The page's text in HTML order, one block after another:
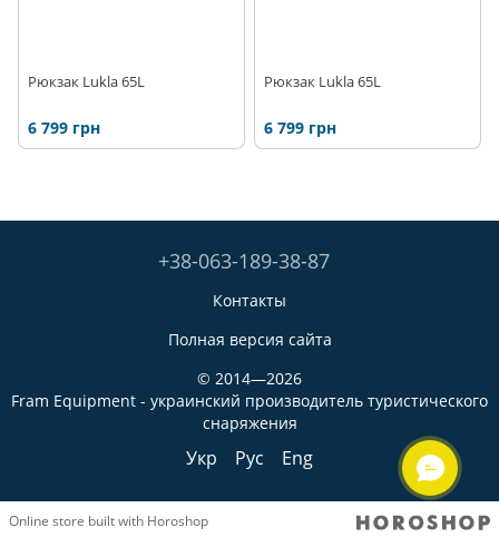
Рюкзак Lukla 65L
6 799 грн
Рюкзак Lukla 65L
6 799 грн
+38-063-189-38-87
Контакты
Полная версия сайта
© 2014—2026
Fram Equipment - украинский производитель туристического
снаряжения
Укр Рус Eng
Online store built with Horoshop